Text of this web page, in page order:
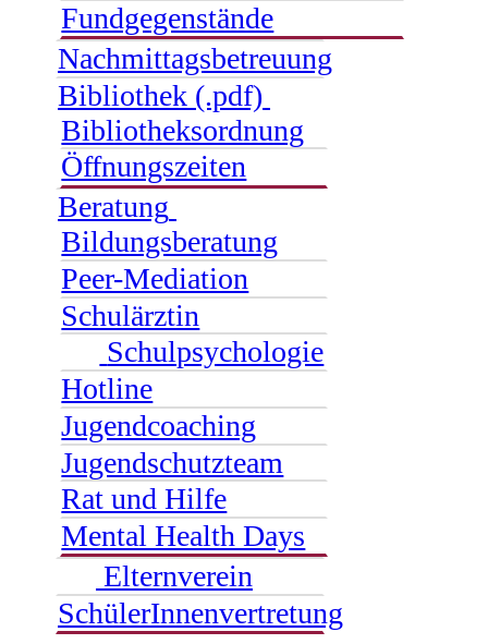
Fundgegenstände
Nachmittagsbetreuung
Bibliothek (.pdf)
Bibliotheksordnung
Öffnungszeiten
Beratung
Bildungsberatung
Peer-Mediation
Schulärztin
Schulpsychologie
Hotline
Jugendcoaching
Jugendschutzteam
Rat und Hilfe
Mental Health Days
Elternverein
SchülerInnenvertretung